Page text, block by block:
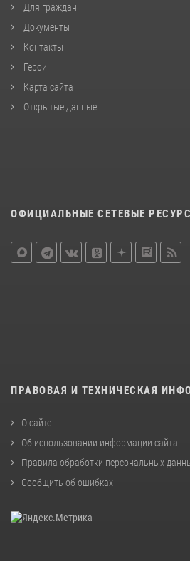
Для граждан
Документы
Контакты
Герои
Карта сайта
Открытые данные
ОФИЦИАЛЬНЫЕ СЕТЕВЫЕ
ПРАВОВАЯ И ТЕХНИЧЕСКАЯ
О сайте
Об использовании информации сайта
Правила обработки персональных
Сообщить об ошибках